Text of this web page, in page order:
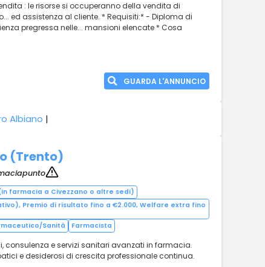
: le risorse si occuperanno della vendita di
ed assistenza al cliente. * Requisiti:* - Diploma di
pregressa nelle... mansioni elencate * Cosa
GUARDA L'ANNUNCIO
Albiano |
(Trento)
farmacia a Civezzano o altre sedi)
Premio di risultato fino a €2.000, Welfare extra fino
Sanità Farmacista
consulenza e servizi sanitari avanzati in farmacia.
e desiderosi di crescita professionale continua.